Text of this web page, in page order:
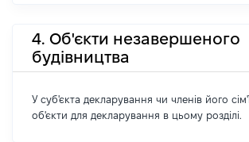
4. Об'єкти незавершеного
будівництва
У суб'єкта декларування чи членів його сім'ї
об'єкти для декларування в цьому розділі.